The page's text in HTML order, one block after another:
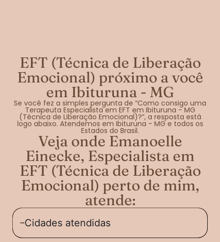
EFT (Técnica de Liberação
Emocional) próximo a você
em Ibituruna - MG
Se você fez a simples pergunta de “Como consigo uma
Terapeuta Especialista em EFT em Ibituruna - MG
(Técnica de Liberação Emocional)?”, a resposta está
logo abaixo. Atendemos em Ibituruna - MG e todos os
Estados do Brasil.
Veja onde Emanoelle
Einecke, Especialista em
EFT (Técnica de Liberação
Emocional) perto de mim,
atende:
Cidades atendidas